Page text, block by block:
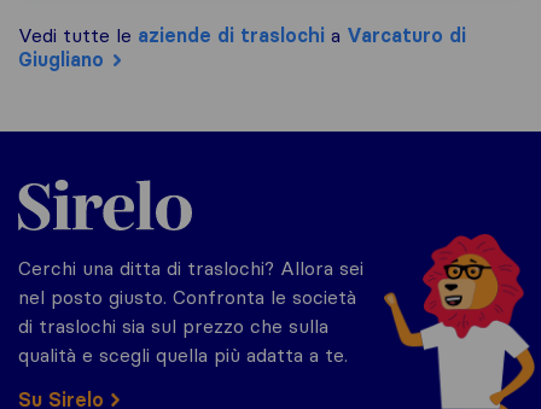
Vedi tutte le aziende di traslochi a Varcaturo di
Giugliano
Sirelo.it
Cerchi una ditta di traslochi? Allora sei
nel posto giusto. Confronta le società
di traslochi sia sul prezzo che sulla
qualità e scegli quella più adatta a te.
Su Sirelo